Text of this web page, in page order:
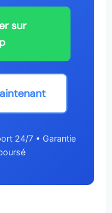
sur
24/7 • Garantie